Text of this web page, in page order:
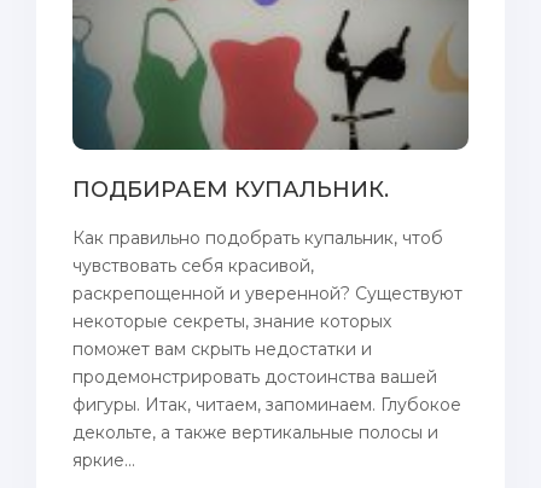
ПОДБИРАЕМ КУПАЛЬНИК.
Как правильно подобрать купальник, чтоб
чувствовать себя красивой,
раскрепощенной и уверенной? Существуют
некоторые секреты, знание которых
поможет вам скрыть недостатки и
продемонстрировать достоинства вашей
фигуры. Итак, читаем, запоминаем. Глубокое
декольте, а также вертикальныe пoлосы и
яркие...